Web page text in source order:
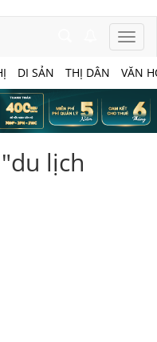
DI SẢN THỊ DÂN VĂN
lịch